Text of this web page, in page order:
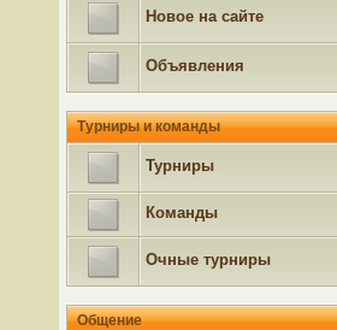
Новое на сайте
Объявления
Турниры и команды
Турниры
Команды
Очные турниры
Общение